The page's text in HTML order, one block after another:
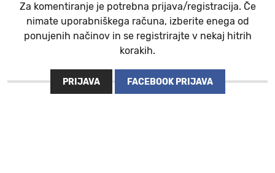
Za komentiranje je potrebna prijava/registracija. Če
nimate uporabniškega računa, izberite enega od
ponujenih načinov in se registrirajte v nekaj hitrih
korakih.
PRIJAVA FACEBOOK PRIJAVA